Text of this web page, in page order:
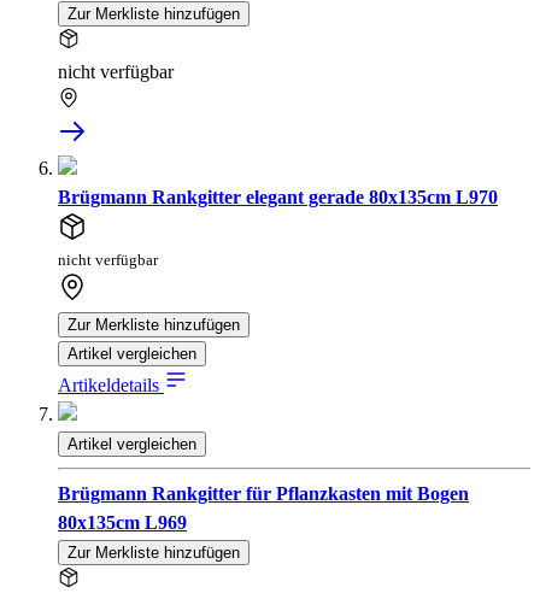
Zur Merkliste hinzufügen
nicht verfügbar
Brügmann Rankgitter elegant gerade 80x135cm L970
nicht verfügbar
Zur Merkliste hinzufügen
Artikel vergleichen
Artikeldetails
Artikel vergleichen
Brügmann Rankgitter für Pflanzkasten mit Bogen
80x135cm L969
Zur Merkliste hinzufügen